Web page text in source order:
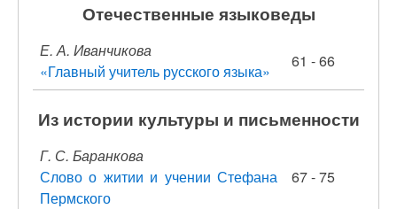
Отечественные языковеды
Е. А. Иванчикова
«Главный учитель русского языка»
61 - 66
Из истории культуры и письменности
Г. С. Баранкова
Слово о житии и учении Стефана
Пермского
67 - 75